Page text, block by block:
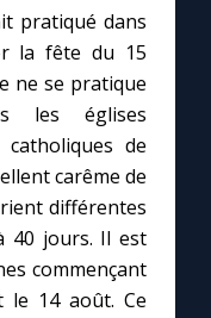
pratiqué dans
la fête du 15
ne se pratique
les églises
de
carême de
différentes
40 jours. Il est
commençant
14 août. Ce